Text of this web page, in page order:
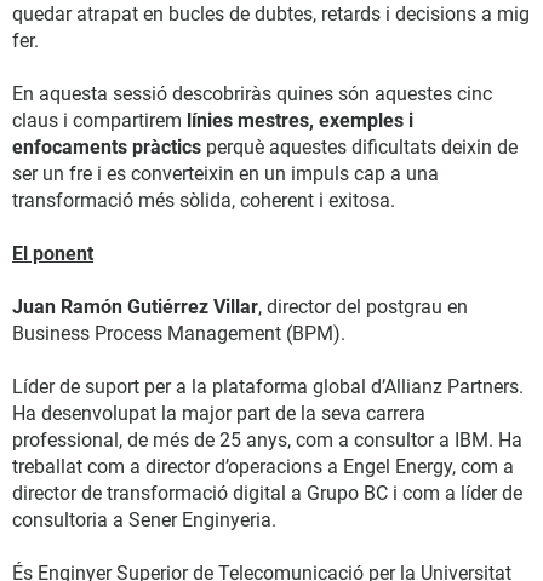
quedar atrapat en bucles de dubtes, retards i decisions a mig
fer.
En aquesta sessió descobriràs quines són aquestes cinc
claus i compartirem línies mestres, exemples i
enfocaments pràctics perquè aquestes dificultats deixin de
ser un fre i es converteixin en un impuls cap a una
transformació més sòlida, coherent i exitosa.
El ponent
Juan Ramón Gutiérrez Villar, director del postgrau en
Business Process Management (BPM).
Líder de suport per a la plataforma global d’Allianz Partners.
Ha desenvolupat la major part de la seva carrera
professional, de més de 25 anys, com a consultor a IBM. Ha
treballat com a director d’operacions a Engel Energy, com a
director de transformació digital a Grupo BC i com a líder de
consultoria a Sener Enginyeria.
És Enginyer Superior de Telecomunicació per la Universitat